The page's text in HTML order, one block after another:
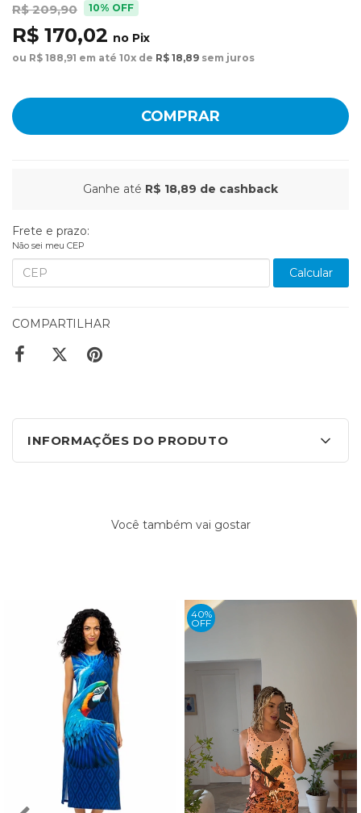
R$ 209,90 10% OFF
R$ 170,02 no Pix
ou R$ 188,91 em até 10x de R$ 18,89 sem juros
COMPRAR
Ganhe até R$ 18,89 de cashback
Frete e prazo:
Não sei meu CEP
Calcular
COMPARTILHAR
INFORMAÇÕES DO PRODUTO
Você também vai gostar
40%
OFF